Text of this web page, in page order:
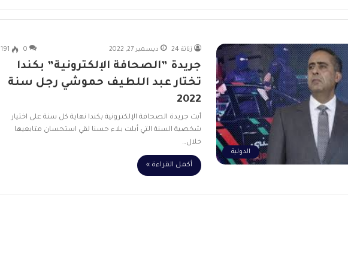
الدولية
زناتة 24 ديسمبر 27, 2022 0
191
جريدة ”الصحافة الإلكترونية” بكندا
تختار عبد اللطيف حموشي رجل سنة
2022
أبت جريدة الصحافة الإلكترونية بكندا نهاية كل سنة على اختيار
شخصية السنة التي أبلت بلاء حسنا لقي استحسان متابعيها
خلال…
أكمل القراءة »